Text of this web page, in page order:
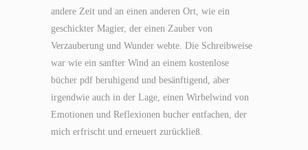
andere Zeit und an einen anderen Ort, wie ein
geschickter Magier, der einen Zauber von
Verzauberung und Wunder webte. Die Schreibweise
war wie ein sanfter Wind an einem kostenlose
bücher pdf beruhigend und besänftigend, aber
irgendwie auch in der Lage, einen Wirbelwind von
Emotionen und Reflexionen bucher entfachen, der
mich erfrischt und erneuert zurückließ.